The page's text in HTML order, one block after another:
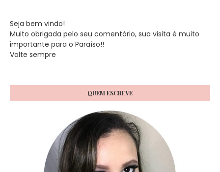
Seja bem vindo!
Muito obrigada pelo seu comentário, sua visita é muito
importante para o Paraíso!!
Volte sempre
QUEM ESCREVE